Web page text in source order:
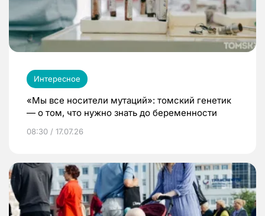
Интересное
«Мы все носители мутаций»: томский генетик
— о том, что нужно знать до беременности
08:30 / 17.07.26